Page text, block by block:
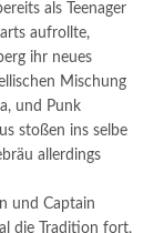
als Teenager
aufrollte,
ihr neues
Mischung
und Punk
stoßen ins selbe
allerdings
und Captain
die Tradition fort,